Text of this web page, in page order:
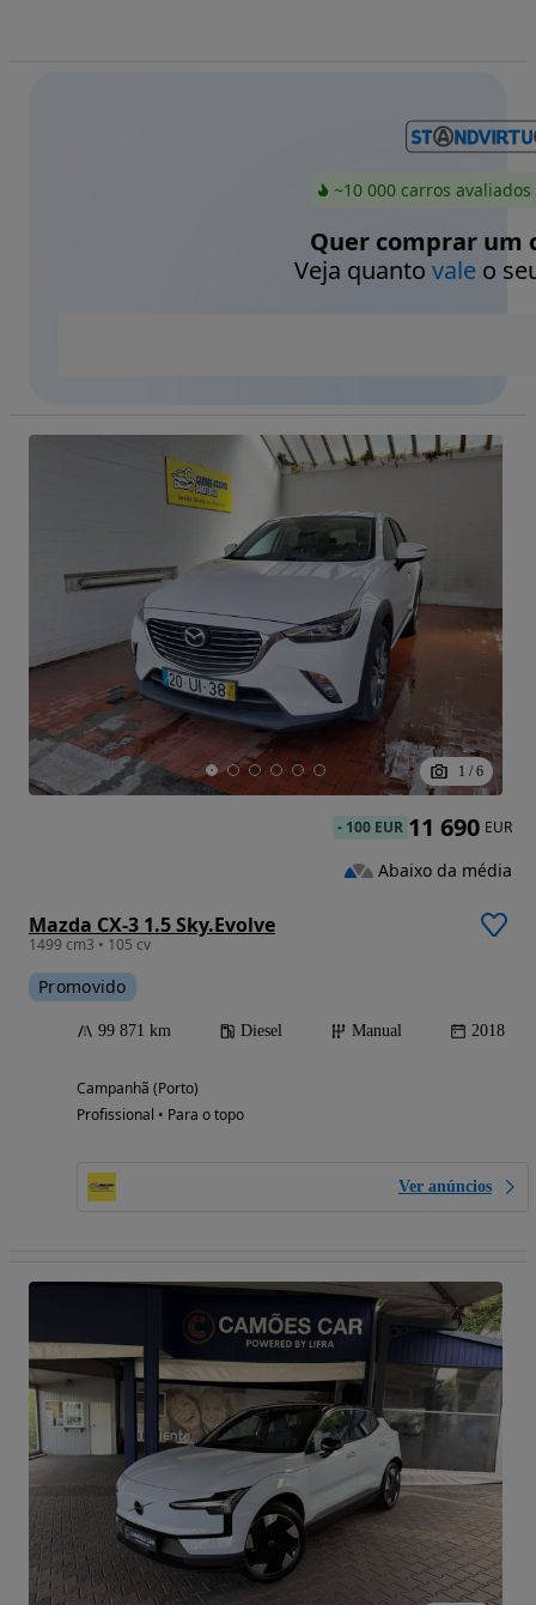
~10 000 carros
Quer comprar um
Veja quanto valeo
1 / 6
Mazda CX-3 1.5 Sky.Evolve
1499 cm3 • 105 cv
Promovido
99 871 km Diesel Manual 2018
Campanhã (Porto)
Profissional • Para o topo
Ver anúncios
- 100 EUR 11 690 EUR
Abaixo da média